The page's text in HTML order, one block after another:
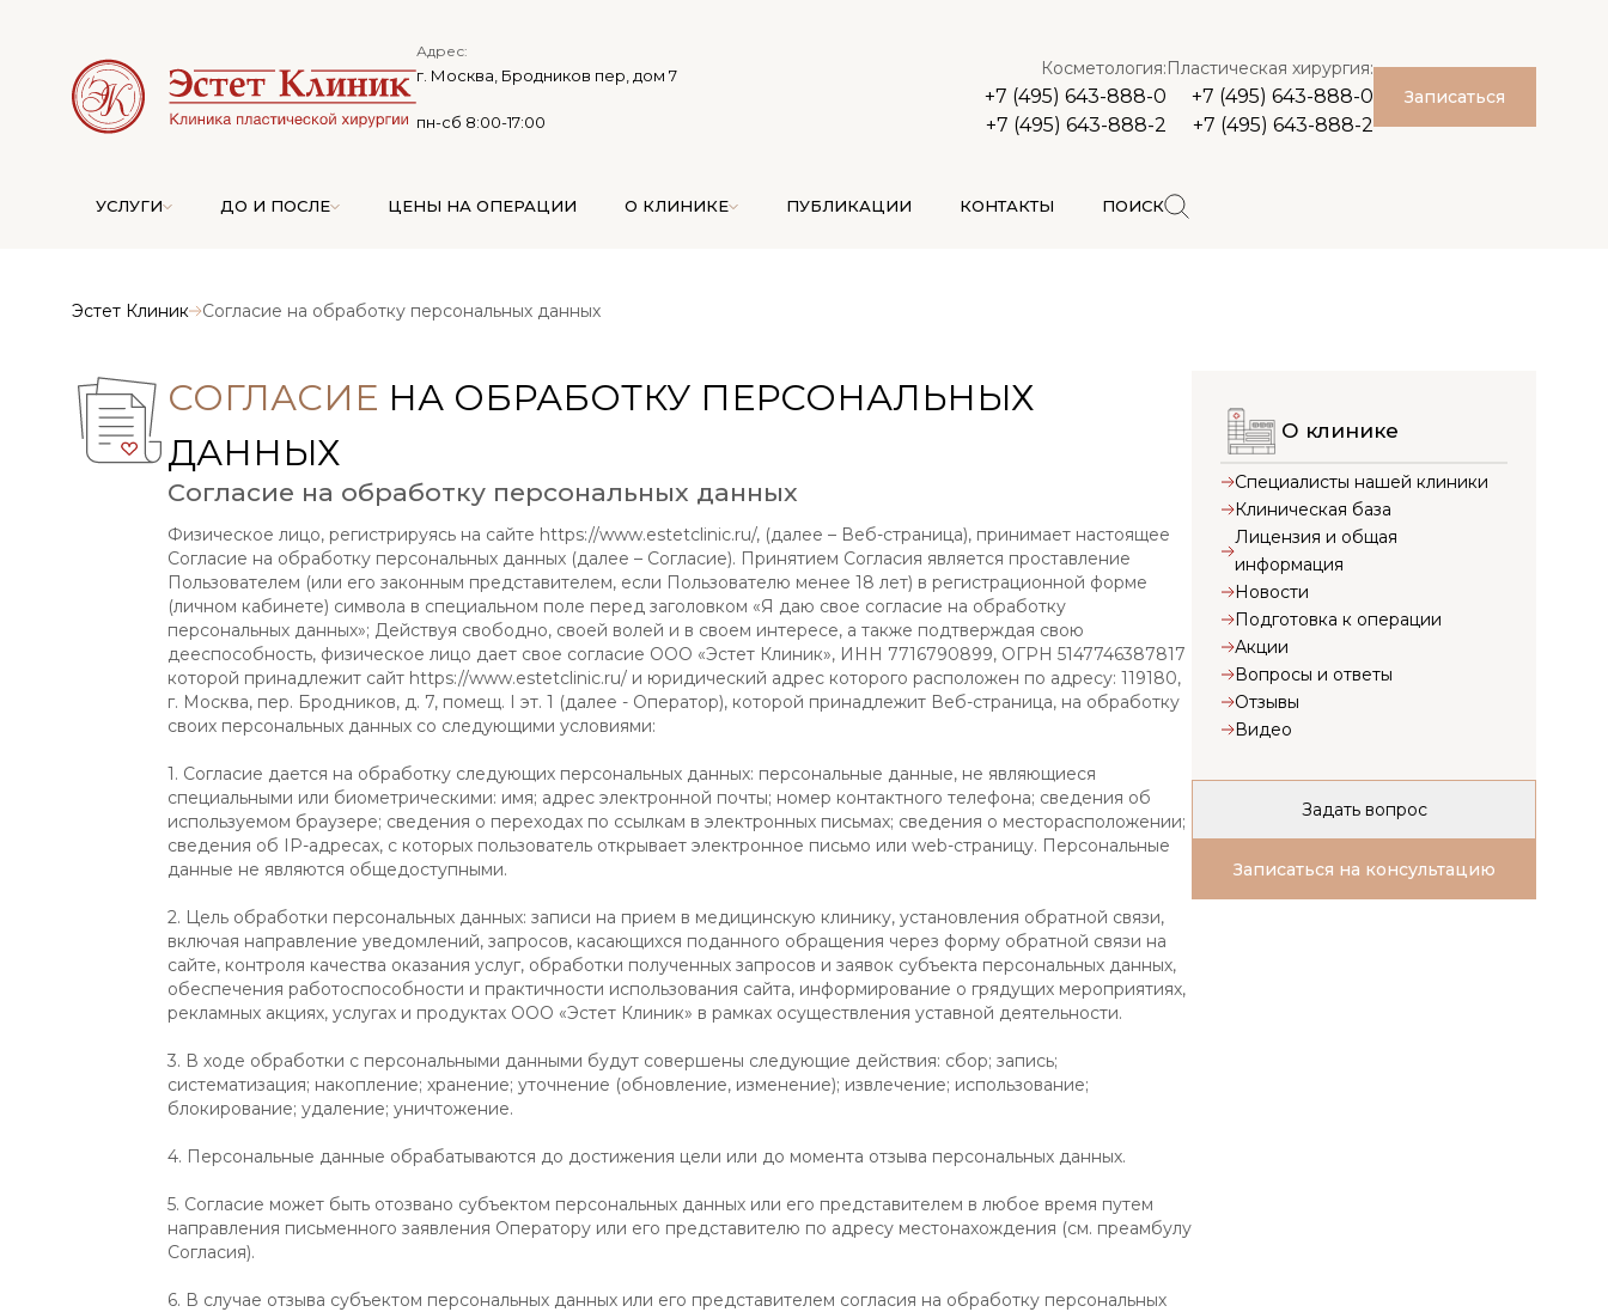
Адрес:
г. Москва, Бродников пер, дом 7
пн-сб 8:00-17:00
Косметология:
+7 (495) 643-888-0
+7 (495) 643-888-2
Пластическая хирургия:
+7 (495) 643-888-0
+7 (495) 643-888-2
Записаться
УСЛУГИ ДО И ПОСЛЕ ЦЕНЫ НА ОПЕРАЦИИ О КЛИНИКЕ ПУБЛИКАЦИИ КОНТАКТЫ ПОИСК
Эстет Клиник Согласие на обработку персональных данных
СОГЛАСИЕ НА ОБРАБОТКУ ПЕРСОНАЛЬНЫХ
ДАННЫХ
Согласие на обработку персональных данных
Физическое лицо, регистрируясь на сайте https://www.estetclinic.ru/, (далее – Веб-страница), принимает настоящее
Согласие на обработку персональных данных (далее – Согласие). Принятием Согласия является проставление
Пользователем (или его законным представителем, если Пользователю менее 18 лет) в регистрационной форме
(личном кабинете) символа в специальном поле перед заголовком «Я даю свое согласие на обработку
персональных данных»; Действуя свободно, своей волей и в своем интересе, а также подтверждая свою
дееспособность, физическое лицо дает свое согласие ООО «Эстет Клиник», ИНН 7716790899, ОГРН 5147746387817
которой принадлежит сайт https://www.estetclinic.ru/ и юридический адрес которого расположен по адресу: 119180,
г. Москва, пер. Бродников, д. 7, помещ. I эт. 1 (далее - Оператор), которой принадлежит Веб-страница, на обработку
своих персональных данных со следующими условиями:
1. Согласие дается на обработку следующих персональных данных: персональные данные, не являющиеся
специальными или биометрическими: имя; адрес электронной почты; номер контактного телефона; сведения об
используемом браузере; сведения о переходах по ссылкам в электронных письмах; сведения о месторасположении;
сведения об IP-адресах, с которых пользователь открывает электронное письмо или web-страницу. Персональные
данные не являются общедоступными.
2. Цель обработки персональных данных: записи на прием в медицинскую клинику, установления обратной связи,
включая направление уведомлений, запросов, касающихся поданного обращения через форму обратной связи на
сайте, контроля качества оказания услуг, обработки полученных запросов и заявок субъекта персональных данных,
обеспечения работоспособности и практичности использования сайта, информирование о грядущих мероприятиях,
рекламных акциях, услугах и продуктах ООО «Эстет Клиник» в рамках осуществления уставной деятельности.
3. В ходе обработки с персональными данными будут совершены следующие действия: сбор; запись;
систематизация; накопление; хранение; уточнение (обновление, изменение); извлечение; использование;
блокирование; удаление; уничтожение.
4. Персональные данные обрабатываются до достижения цели или до момента отзыва персональных данных.
5. Согласие может быть отозвано субъектом персональных данных или его представителем в любое время путем
направления письменного заявления Оператору или его представителю по адресу местонахождения (см. преамбулу
Согласия).
6. В случае отзыва субъектом персональных данных или его представителем согласия на обработку персональных
О клинике
Специалисты нашей клиники
Клиническая база
Лицензия и общая
информация
Новости
Подготовка к операции
Акции
Вопросы и ответы
Отзывы
Видео
Задать вопрос
Записаться на консультацию